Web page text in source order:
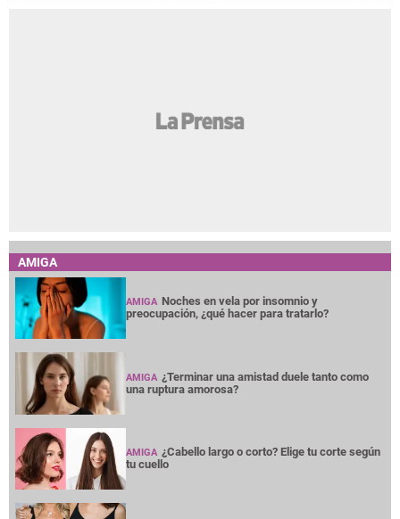
AMIGA
AMIGA Noches en vela por insomnio y
preocupación, ¿qué hacer para tratarlo?
AMIGA ¿Terminar una amistad duele tanto como
una ruptura amorosa?
AMIGA ¿Cabello largo o corto? Elige tu corte según
tu cuello